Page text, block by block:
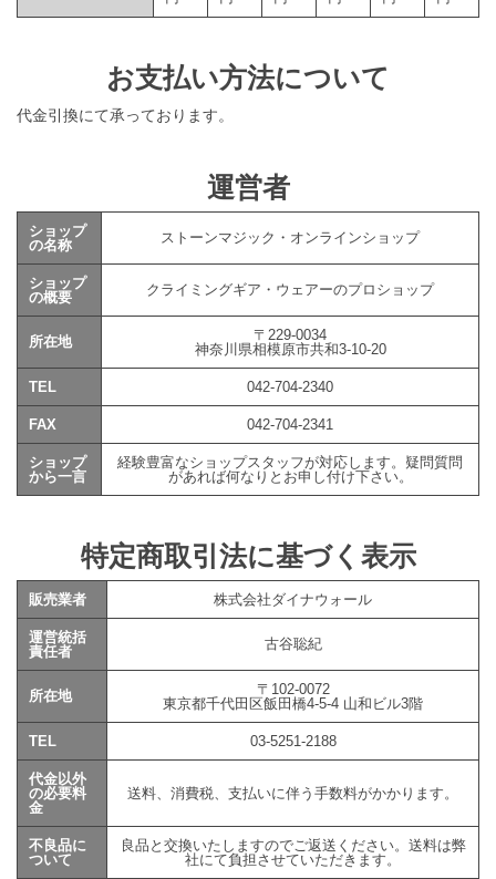
お支払い方法について
代金引換にて承っております。
運営者
ショップ
の名称
ストーンマジック・オンラインショップ
ショップ
の概要
クライミングギア・ウェアーのプロショップ
所在地
〒229-0034
神奈川県相模原市共和3-10-20
TEL 042-704-2340
FAX 042-704-2341
ショップ
から一言
経験豊富なショップスタッフが対応します。疑問質問
があれば何なりとお申し付け下さい。
特定商取引法に基づく表示
販売業者 株式会社ダイナウォール
運営統括
責任者
古谷聡紀
所在地
〒102-0072
東京都千代田区飯田橋4-5-4 山和ビル3階
TEL 03-5251-2188
代金以外
の必要料
金
送料、消費税、支払いに伴う手数料がかかります。
不良品に
ついて
良品と交換いたしますのでご返送ください。送料は弊
社にて負担させていただきます。